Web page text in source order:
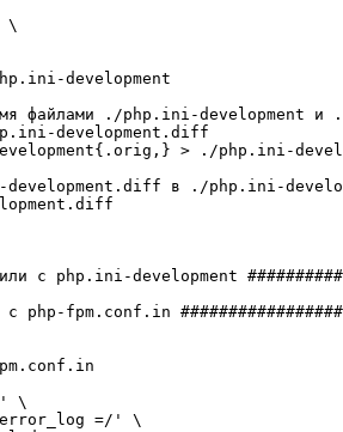
\
development
файлами ./php.ini-development
development.diff
{ .orig, } > . /php.ini-
development.diff в ./php.ini-
с php.ini-development
с php-fpm.conf.in
=/'